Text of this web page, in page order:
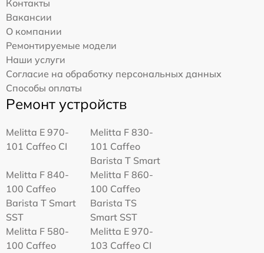
Контакты
Вакансии
О компании
Ремонтируемые модели
Наши услуги
Согласие на обработку персональных данных
Способы оплаты
Ремонт устройств
Melitta Е 970-
101 Caffeo CI
Melitta F 830-
101 Caffeo
Barista T Smart
Melitta F 840-
100 Caffeo
Barista T Smart
SST
Melitta F 860-
100 Caffeo
Barista TS
Smart SST
Melitta F 580-
100 Caffeo
Melitta Е 970-
103 Caffeo CI